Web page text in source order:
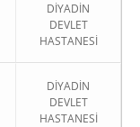
DİYADİN
DEVLET
HASTANESİ
DİYADİN
DEVLET
HASTANESİ